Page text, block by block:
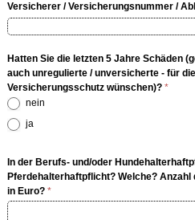
Versicherer / Versicherungsnummer /
Hatten Sie die letzten 5 Jahre Schäden
auch unregulierte / unversicherte - für
Versicherungsschutz wünschen)? *
nein
ja
In der Berufs- und/oder
Pferdehalterhaftpflicht? Welche? Anzahl der Schäden? Höhe der Schäden
in Euro? *